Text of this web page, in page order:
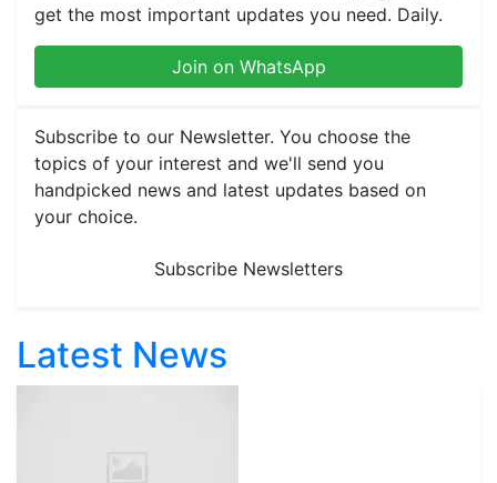
get the most important updates you need. Daily.
Join on WhatsApp
Subscribe to our Newsletter. You choose the
topics of your interest and we'll send you
handpicked news and latest updates based on
your choice.
Subscribe Newsletters
Latest News